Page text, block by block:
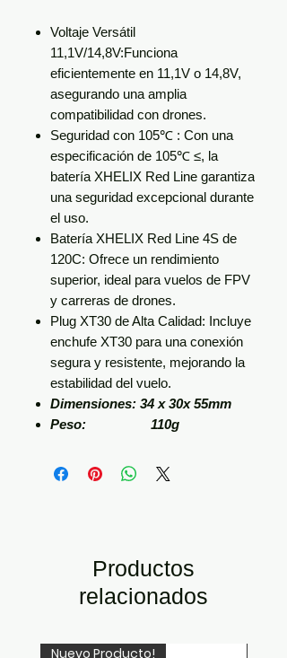
Voltaje Versátil
11,1V/14,8V:Funciona
eficientemente en 11,1V o 14,8V,
asegurando una amplia
compatibilidad con drones.
Seguridad con 105℃ : Con una
especificación de 105℃ ≤, la
batería XHELIX Red Line garantiza
una seguridad excepcional durante
el uso.
Batería XHELIX Red Line 4S de
120C: Ofrece un rendimiento
superior, ideal para vuelos de FPV
y carreras de drones.
Plug XT30 de Alta Calidad: Incluye
enchufe XT30 para una conexión
segura y resistente, mejorando la
estabilidad del vuelo.
Dimensiones: 34 x 30x 55mm
Peso: 110g
Productos
relacionados
Nuevo Producto!